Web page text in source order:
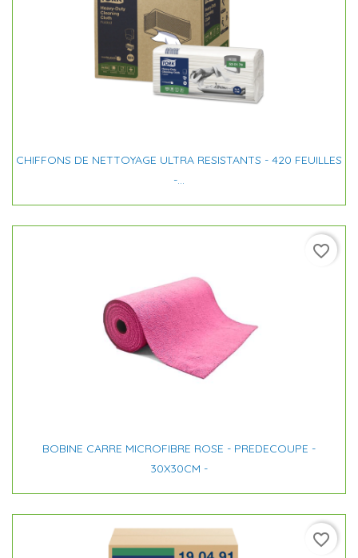
CHIFFONS DE NETTOYAGE ULTRA RESISTANTS - 420 FEUILLES
-...
BOBINE CARRE MICROFIBRE ROSE - PREDECOUPE -
30X30CM -
favorite_border
favorite_border